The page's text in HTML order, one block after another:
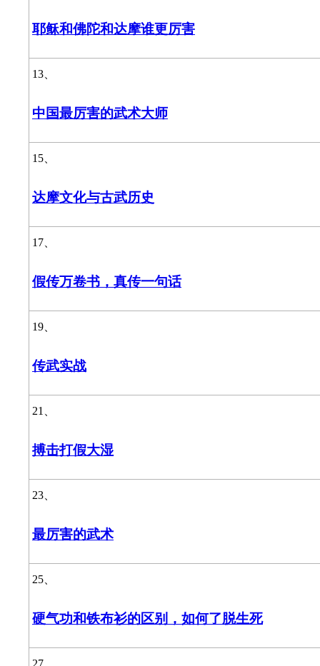
耶稣和佛陀和达摩谁更厉害
13、
中国最厉害的武术大师
15、
达摩文化与古武历史
17、
假传万卷书，真传一句话
19、
传武实战
21、
搏击打假大湿
23、
最厉害的武术
25、
硬气功和铁布衫的区别，如何了脱生死
27、